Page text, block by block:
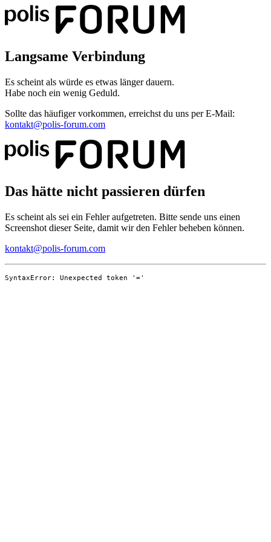
Langsame Verbindung
Es scheint als würde es etwas länger dauern.
Habe noch ein wenig Geduld.
Sollte das häufiger vorkommen, erreichst du uns per E-Mail:
kontakt@polis-forum.com
Das hätte nicht passieren dürfen
Es scheint als sei ein Fehler aufgetreten. Bitte sende uns einen
Screenshot dieser Seite, damit wir den Fehler beheben können.
kontakt@polis-forum.com
SyntaxError: Unexpected token '='